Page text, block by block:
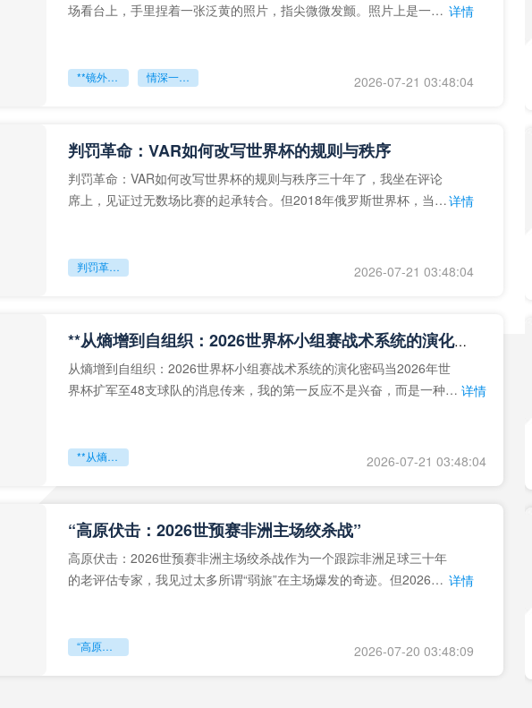
场看台上，手里捏着一张泛黄的照片，指尖微微发颤。照片上是一个 详情
**镜外留影 情深一瞬** 2026-07-21 03:48:04
判罚革命：VAR如何改写世界杯的规则与秩序
判罚革命：VAR如何改写世界杯的规则与秩序三十年了，我坐在评论
席上，见证过无数场比赛的起承转合。但2018年俄罗斯世界杯，当
详情
判罚革命：VAR如何改写世界杯的规则与秩序 2026-07-21 03:48:04
**从熵增到自组织：2026世界杯小组赛战术系统的演化密码**
从熵增到自组织：2026世界杯小组赛战术系统的演化密码当2026年世
界杯扩军至48支球队的消息传来，我的第一反应不是兴奋，而是一种深 详情
**从熵增到自组织：2026世界杯小组赛战术系统的演化密码** 2026-07-21 03:48:04
“高原伏击：2026世预赛非洲主场绞杀战”
高原伏击：2026世预赛非洲主场绞杀战作为一个跟踪非洲足球三十年
的老评估专家，我见过太多所谓“弱旅”在主场爆发的奇迹。但2026年 详情
“高原伏击：2026世预赛非洲主场绞杀战” 2026-07-20 03:48:09